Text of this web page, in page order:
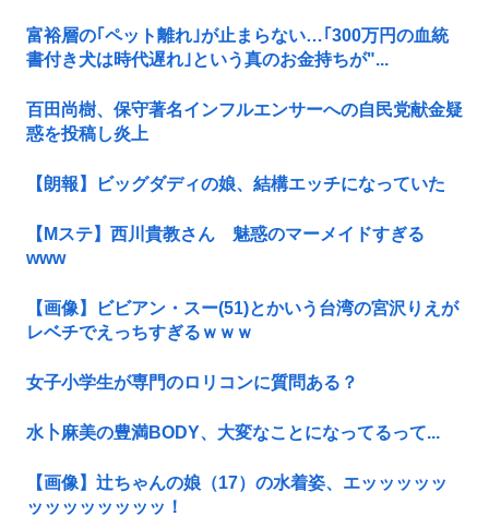
富裕層の｢ペット離れ｣が止まらない…｢300万円の血統
書付き犬は時代遅れ｣という真のお金持ちが"...
百田尚樹、保守著名インフルエンサーへの自民党献金疑
惑を投稿し炎上
【朗報】ビッグダディの娘、結構エッチになっていた
【Mステ】西川貴教さん 魅惑のマーメイドすぎる
www
【画像】ビビアン・スー(51)とかいう台湾の宮沢りえが
レベチでえっちすぎるｗｗｗ
女子小学生が専門のロリコンに質問ある？
水卜麻美の豊満BODY、大変なことになってるって...
【画像】辻ちゃんの娘（17）の水着姿、エッッッッッ
ッッッッッッッッ！